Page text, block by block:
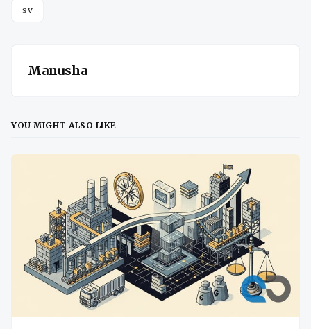
sv
Manusha
YOU MIGHT ALSO LIKE